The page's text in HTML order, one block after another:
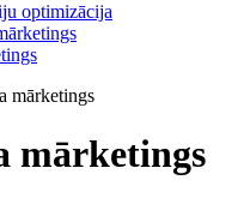
optimizācija
mārketings
mārketings